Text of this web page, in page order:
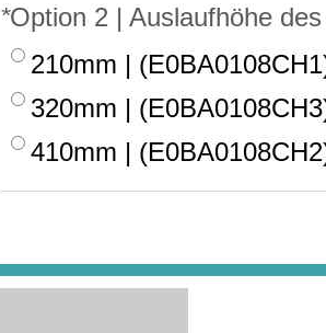
*Option 2 | Auslaufhöhe
210mm |
320mm |
410mm |